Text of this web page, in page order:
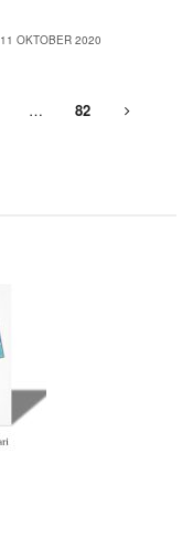
11 OKTOBER 2020
… 82